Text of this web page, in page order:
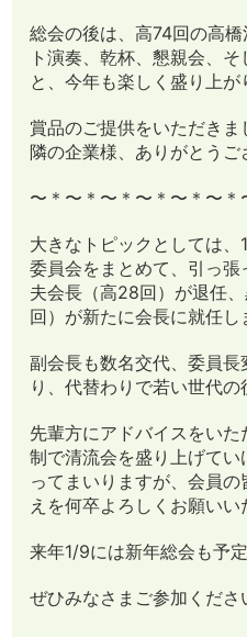
総会の後は、高74回の高
ト演奏、乾杯、懇親会、
と、今年も楽しく盛り上が
賞品のご提供をいただき
隣の企業様、ありがとうご
〜＊〜＊〜＊〜＊〜＊〜＊
大きなトピックとしては
委員会をまとめて、引っ
夫会長（高28回）が退任
回）が新たに会長に就任し
副会長も数名交代、委員
り、代替わりで若い世代の
先輩方にアドバイスをい
制で清流会を盛り上げて
ってまいりますが、会員
えを何卒よろしくお願いい
来年1/9には新年総会も予
ぜひみなさまご参加くださ